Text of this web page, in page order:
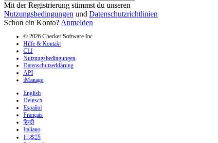
Mit der Registrierung stimmst du unseren
Nutzungsbedingungen und Datenschutzrichtlinien
Schon ein Konto? Anmelden
© 2026 Checker Software Inc.
Hilfe & Kontakt
CLI
Nutzungsbedingungen
Datenschutzerklärung
API
iManage
English
Deutsch
Español
Français
हिन्दी
Italiano
日本語